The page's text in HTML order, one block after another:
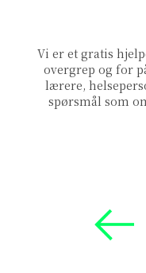
Vi er et gratis
overgrep og for
lærere,
spørsmål som